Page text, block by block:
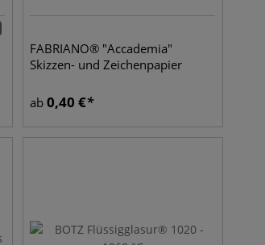
FABRIANO® "Accademia"
Skizzen- und Zeichenpapier
ab 0,40 €